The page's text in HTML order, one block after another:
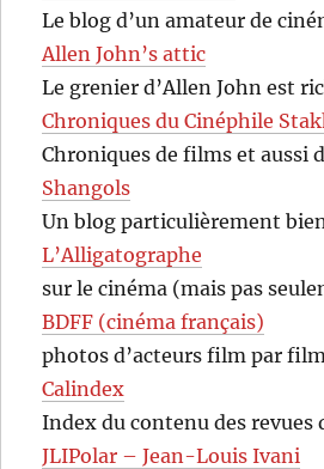
Le blog d’un amateur de
Allen John’s attic
Le grenier d’Allen John est
Chroniques du Cinéphile
Chroniques de films et aussi
Shangols
Un blog particulièrement
L’Alligatographe
sur le cinéma (mais pas
BDFF (cinéma français)
photos d’acteurs film par film
Calindex
Index du contenu des revues
JLIPolar – Jean-Louis Ivani